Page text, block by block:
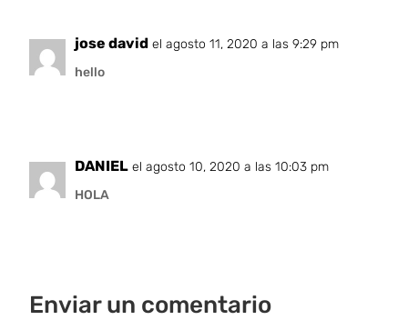
jose david el agosto 11, 2020 a las 9:29 pm
hello
DANIEL el agosto 10, 2020 a las 10:03 pm
HOLA
Enviar un comentario